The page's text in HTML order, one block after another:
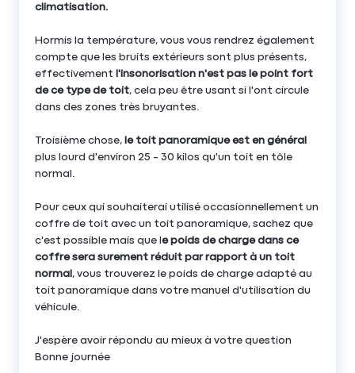
climatisation.
Hormis la température, vous vous rendrez également
compte que les bruits extérieurs sont plus présents,
effectivement l'insonorisation n'est pas le point fort
de ce type de toit, cela peu être usant si l'ont circule
dans des zones très bruyantes.
Troisième chose, le toit panoramique est en général
plus lourd d'environ 25 - 30 kilos qu'un toit en tôle
normal.
Pour ceux qui souhaiterai utilisé occasionnellement un
coffre de toit avec un toit panoramique, sachez que
c'est possible mais que le poids de charge dans ce
coffre sera surement réduit par rapport à un toit
normal, vous trouverez le poids de charge adapté au
toit panoramique dans votre manuel d'utilisation du
véhicule.
J'espère avoir répondu au mieux à votre question
Bonne journée